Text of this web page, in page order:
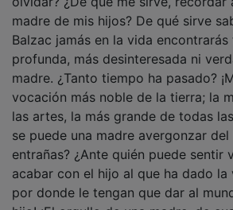
madre de mis hijos? De qué sirve
Balzac jamás en la vida encontrarás
profunda, más desinteresada ni
madre. ¿Tanto tiempo ha pasado?
vocación más noble de la tierra; la
las artes, la más grande de todas
se puede una madre avergonzar
entrañas? ¿Ante quién puede sentir
acabar con el hijo al que ha dado la
por donde le tengan que dar al
hijo! ¡El orgullo de una madre, de